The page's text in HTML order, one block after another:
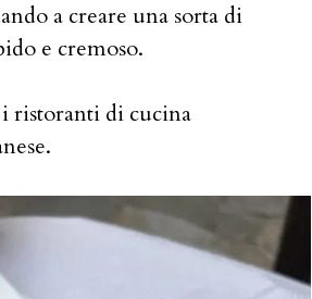
a creare una sorta di
e cremoso.
ristoranti di cucina